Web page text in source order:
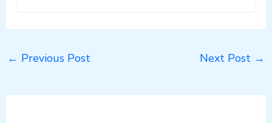
← Previous Post Next Post →